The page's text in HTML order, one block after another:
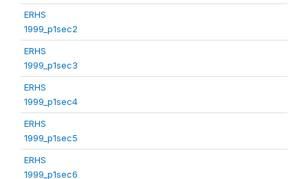
ERHS
1999_p1sec2
ERHS
1999_p1sec3
ERHS
1999_p1sec4
ERHS
1999_p1sec5
ERHS
1999_p1sec6